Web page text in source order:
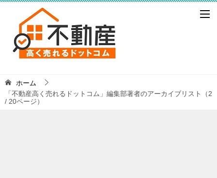
ホーム
「不動産高く売れるドットコム」編集部著者のアーカイブリスト（2
/ 20ページ）